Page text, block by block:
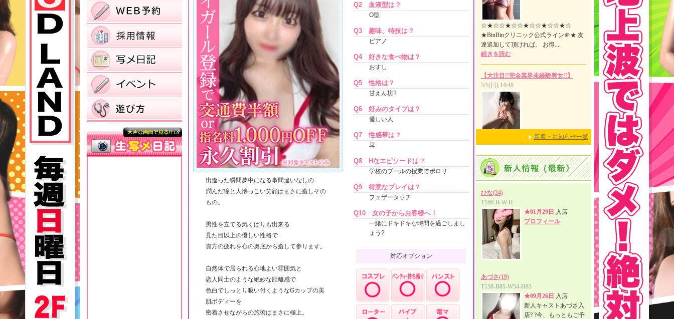
出逢った瞬間夢中になる事間違いなしの
潤んだ瞳と人懐っこい笑顔はまさに癒しその
もの。
男性を立てる気くばりも出来る
見た目以上の優しい性格で
貴方の疲れを心の奥底から癒して参ります。
自然体で居られる心地よい雰囲気と
恋人同士のような絶妙な距離感で
色白でしっとり吸い付くようなGカップの美
肌ボディーを
密着させながらの施術はまさに極上。
Q2 血液型は？
O型
Q3 趣味、特技は？
ピアノ
Q4 好きな食べ物は？
おすし
Q5 性格は？
甘えん坊?
Q6 好みのタイプは？
優しい人
Q7 性感帯は？
耳
Q8 Hなエピソードは？
学校のプールの授業でポロリ
Q9 得意なプレイは？
フェザータッチ
Q10 女の子からお客様へ！
一緒にドキドキな時間を過ごしまし
ょう?
対応オプション
新着・お知らせ一覧